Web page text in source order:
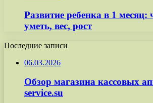
Развитие ребенка в 1 месяц:
уметь, вес, рост
Последние записи
06.03.2026
Обзор магазина кассовых
service.su